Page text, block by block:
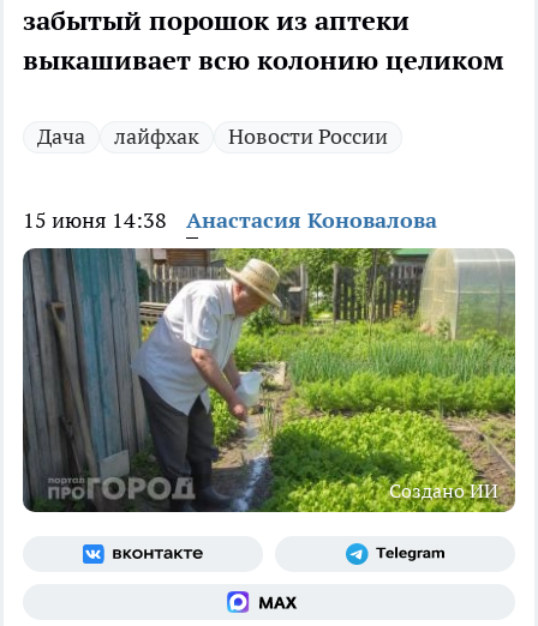
забытый порошок из аптеки
выкашивает всю колонию целиком
Дача лайфхак Новости России
15 июня 14:38 Анастасия Коновалова
Создано ИИ